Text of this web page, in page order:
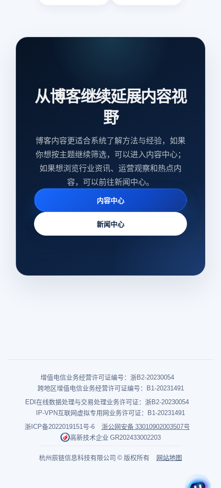
从博客继续延展内容视
野
博客内容更适合系统了解方法与经验，如果
你想按主题继续筛选，可以进入内容中心；
如果想浏览行业资讯、运营观察和热点内
容，可以前往新闻中心。
内容中心
新闻中心
增值电信业务经营许可证编号：浙B2-20230054
跨地区增值电信业务经营许可证编号：B1-20231491
EDI在线数据处理与交易处理业务许可证：浙B2-20230054
IP-VPN互联网虚拟专用网业务许可证：B1-20231491
浙ICP备2022019151号-6
浙公网安备 33010902003507号
高新技术企业 GR202433002203
杭州辰链信息科技有限公司 © 版权所有 网站地图